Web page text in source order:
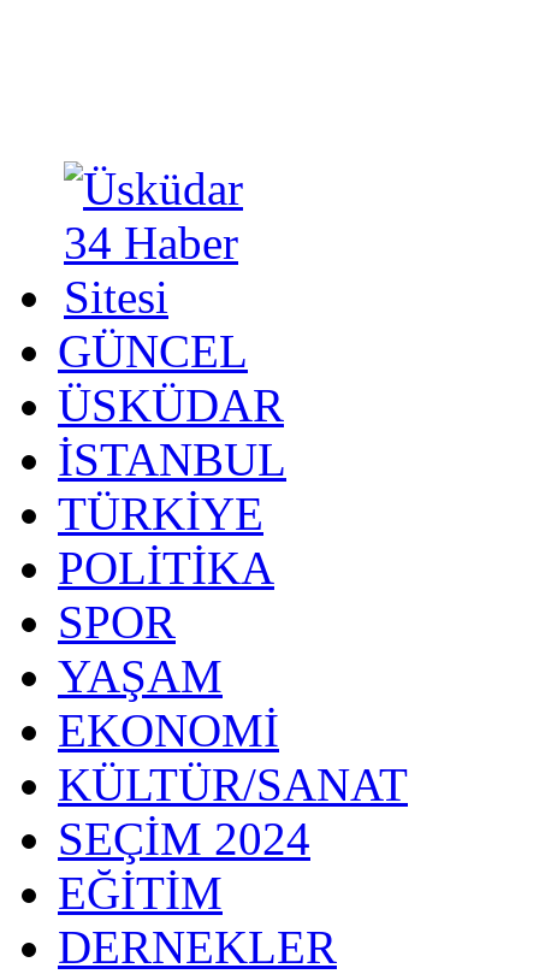
GÜNCEL
ÜSKÜDAR
İSTANBUL
TÜRKİYE
POLİTİKA
SPOR
YAŞAM
EKONOMİ
KÜLTÜR/SANAT
SEÇİM 2024
EĞİTİM
DERNEKLER